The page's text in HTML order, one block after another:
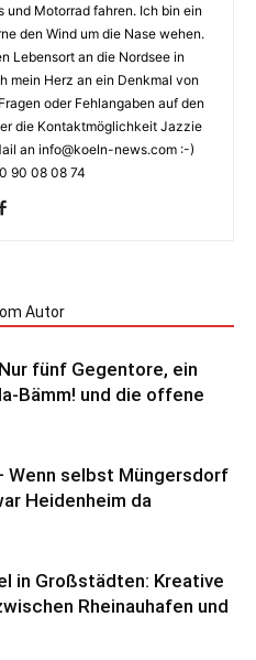
und Motorrad fahren. Ich bin ein
den Wind um die Nase wehen.
Lebensort an die Nordsee in
mein Herz an ein Denkmal von
oder Fehlangaben auf den
die Kontaktmöglichkeit Jazzie
an info@koeln-news.com :-)
90 08 08 74
Autor
fünf Gegentore, ein
Bämm! und die offene
Wenn selbst Müngersdorf
Heidenheim da
in Großstädten: Kreative
Rheinauhafen und